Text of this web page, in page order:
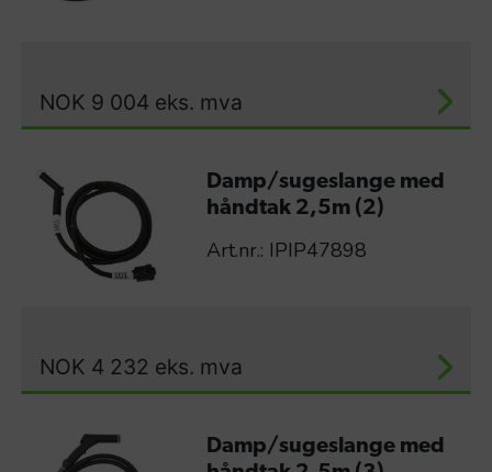
NOK 9 004 eks. mva
Damp/sugeslange med
håndtak 2,5m (2)
Art.nr.: IPIP47898
NOK 4 232 eks. mva
Damp/sugeslange med